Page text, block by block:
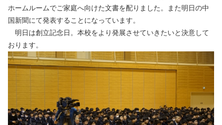
ホームルームでご家庭へ向けた文書を配りました。また明日の中
国新聞にて発表することになっています。
明日は創立記念日。本校をより発展させていきたいと決意して
おります。